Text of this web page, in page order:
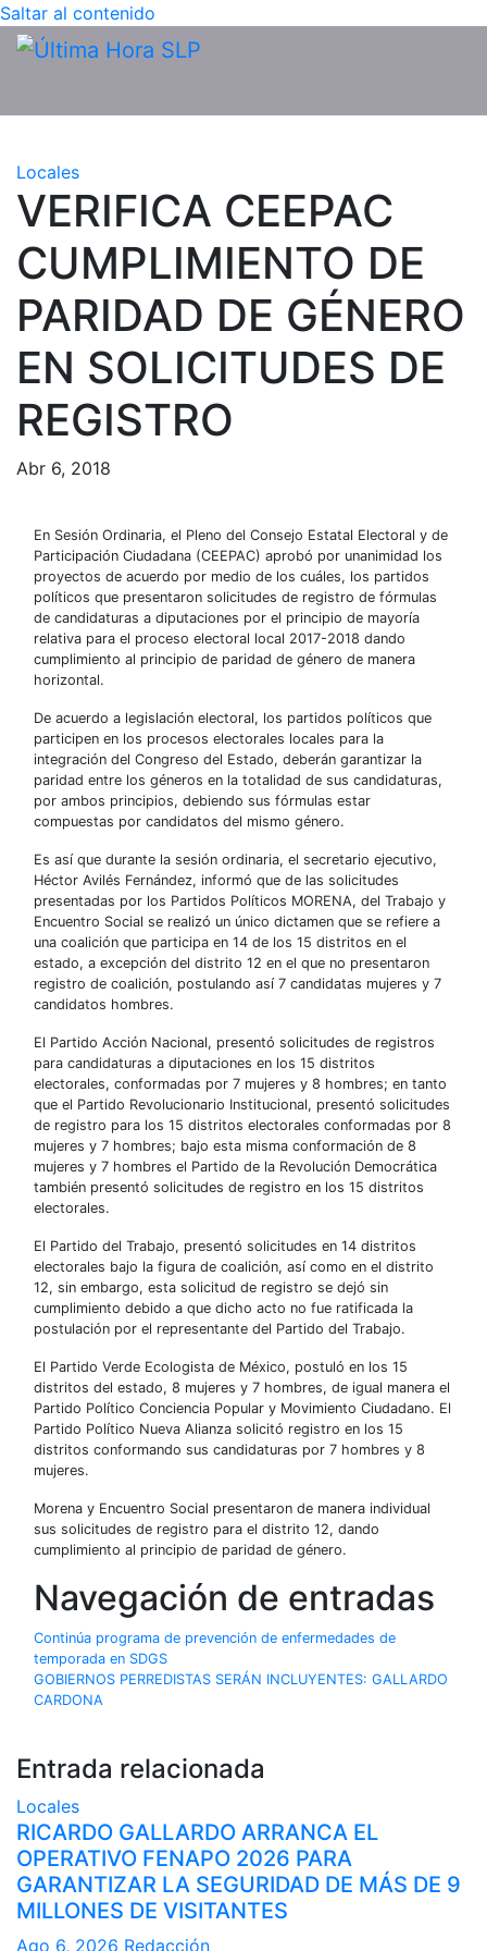
Saltar al contenido
Locales
VERIFICA CEEPAC
CUMPLIMIENTO DE
PARIDAD DE GÉNERO
EN SOLICITUDES DE
REGISTRO
Abr 6, 2018
En Sesión Ordinaria, el Pleno del Consejo Estatal Electoral y de
Participación Ciudadana (CEEPAC) aprobó por unanimidad los
proyectos de acuerdo por medio de los cuáles, los partidos
políticos que presentaron solicitudes de registro de fórmulas
de candidaturas a diputaciones por el principio de mayoría
relativa para el proceso electoral local 2017-2018 dando
cumplimiento al principio de paridad de género de manera
horizontal.
De acuerdo a legislación electoral, los partidos políticos que
participen en los procesos electorales locales para la
integración del Congreso del Estado, deberán garantizar la
paridad entre los géneros en la totalidad de sus candidaturas,
por ambos principios, debiendo sus fórmulas estar
compuestas por candidatos del mismo género.
Es así que durante la sesión ordinaria, el secretario ejecutivo,
Héctor Avilés Fernández, informó que de las solicitudes
presentadas por los Partidos Políticos MORENA, del Trabajo y
Encuentro Social se realizó un único dictamen que se refiere a
una coalición que participa en 14 de los 15 distritos en el
estado, a excepción del distrito 12 en el que no presentaron
registro de coalición, postulando así 7 candidatas mujeres y 7
candidatos hombres.
El Partido Acción Nacional, presentó solicitudes de registros
para candidaturas a diputaciones en los 15 distritos
electorales, conformadas por 7 mujeres y 8 hombres; en tanto
que el Partido Revolucionario Institucional, presentó solicitudes
de registro para los 15 distritos electorales conformadas por 8
mujeres y 7 hombres; bajo esta misma conformación de 8
mujeres y 7 hombres el Partido de la Revolución Democrática
también presentó solicitudes de registro en los 15 distritos
electorales.
El Partido del Trabajo, presentó solicitudes en 14 distritos
electorales bajo la figura de coalición, así como en el distrito
12, sin embargo, esta solicitud de registro se dejó sin
cumplimiento debido a que dicho acto no fue ratificada la
postulación por el representante del Partido del Trabajo.
El Partido Verde Ecologista de México, postuló en los 15
distritos del estado, 8 mujeres y 7 hombres, de igual manera el
Partido Político Conciencia Popular y Movimiento Ciudadano. El
Partido Político Nueva Alianza solicitó registro en los 15
distritos conformando sus candidaturas por 7 hombres y 8
mujeres.
Morena y Encuentro Social presentaron de manera individual
sus solicitudes de registro para el distrito 12, dando
cumplimiento al principio de paridad de género.
Navegación de entradas
Continúa programa de prevención de enfermedades de
temporada en SDGS
GOBIERNOS PERREDISTAS SERÁN INCLUYENTES: GALLARDO
CARDONA
Entrada relacionada
Locales
RICARDO GALLARDO ARRANCA EL
OPERATIVO FENAPO 2026 PARA
GARANTIZAR LA SEGURIDAD DE MÁS DE 9
MILLONES DE VISITANTES
Ago 6, 2026 Redacción